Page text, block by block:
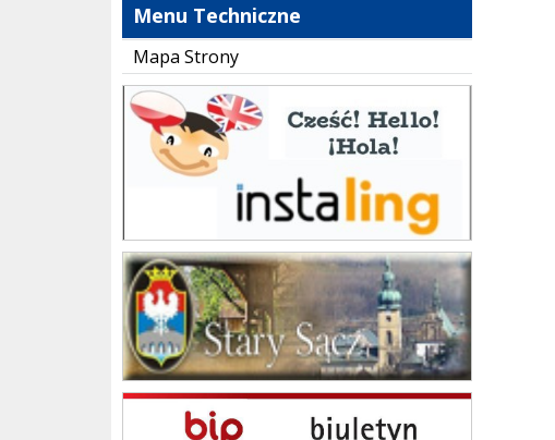
Menu Techniczne
Mapa Strony
instaling
Gmina Stary Sącz
BIP Szkoła Podstawowa im. Jana Brzechwy w Skrudzinie